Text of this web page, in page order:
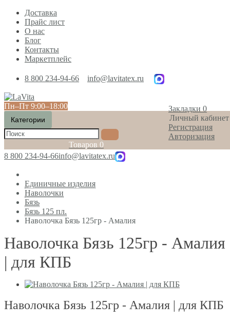
Доставка
Прайс лист
О нас
Блог
Контакты
Маркетплейс
8 800 234-94-66 info@lavitatex.ru
Закладки 0
Личный кабинет
Регистрация
Авторизация
Пн‒Пт 9:00‒18:00
Категории
Товаров 0
8 800 234-94-66info@lavitatex.ru
Единичные изделия
Наволочки
Бязь
Бязь 125 пл.
Наволочка Бязь 125гр - Амалия
Наволочка Бязь 125гр - Амалия
| для КПБ
Наволочка Бязь 125гр - Амалия | для КПБ